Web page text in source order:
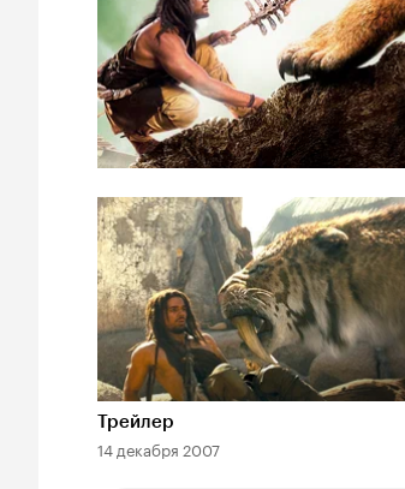
Длительность 2 мин
Трейлер
14 декабря 2007